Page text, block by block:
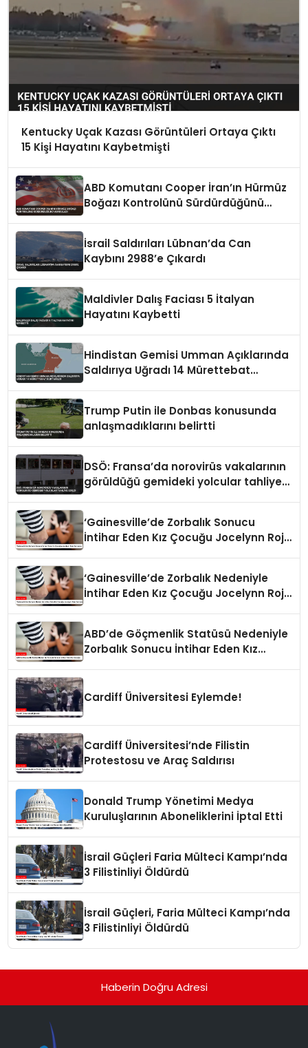
Kentucky Uçak Kazası Görüntüleri Ortaya Çıktı
15 Kişi Hayatını Kaybetmişti
ABD Komutanı Cooper İran’ın Hürmüz
Boğazı Kontrolünü Sürdürdüğünü
İsrail Saldırıları Lübnan’da Can
Kaybını 2988’e Çıkardı
Maldivler Dalış Faciası 5 İtalyan
Hayatını Kaybetti
Hindistan Gemisi Umman Açıklarında
Saldırıya Uğradı 14 Mürettebat
Trump Putin ile Donbas konusunda
anlaşmadıklarını belirtti
DSÖ: Fransa’da norovirüs vakalarının
görüldüğü gemideki yolcular tahliye
‘Gainesville’de Zorbalık Sonucu
İntihar Eden Kız Çocuğu Jocelynn Rojo
‘Gainesville’de Zorbalık Nedeniyle
İntihar Eden Kız Çocuğu Jocelynn Rojo
ABD’de Göçmenlik Statüsü Nedeniyle
Zorbalık Sonucu İntihar Eden Kız
Cardiff Üniversitesi Eylemde!
Cardiff Üniversitesi’nde Filistin
Protestosu ve Araç Saldırısı
Donald Trump Yönetimi Medya
Kuruluşlarının Aboneliklerini İptal Etti
İsrail Güçleri Faria Mülteci Kampı’nda
3 Filistinliyi Öldürdü
İsrail Güçleri, Faria Mülteci Kampı’nda
3 Filistinliyi Öldürdü
Haberin Doğru Adresi